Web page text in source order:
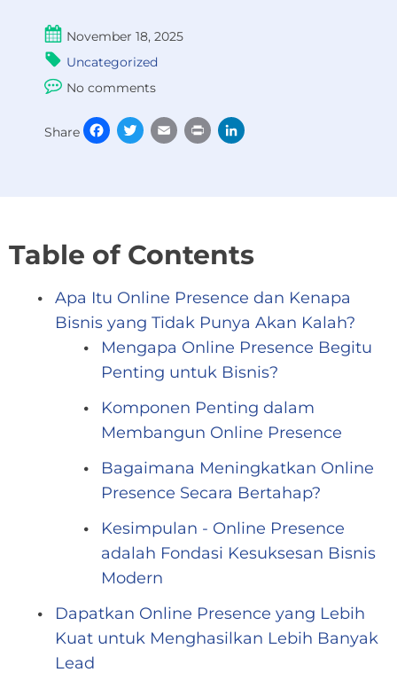
November 18, 2025
Uncategorized
No comments
Share Facebook
TwitterEmail Print
Table of Contents
Apa Itu Online Presence dan Kenapa
Bisnis yang Tidak Punya Akan Kalah?
Mengapa Online Presence Begitu
Penting untuk Bisnis?
Komponen Penting dalam
Membangun Online Presence
Bagaimana Meningkatkan Online
Presence Secara Bertahap?
Kesimpulan - Online Presence
adalah Fondasi Kesuksesan Bisnis
Modern
Dapatkan Online Presence yang Lebih
Kuat untuk Menghasilkan Lebih Banyak
Lead